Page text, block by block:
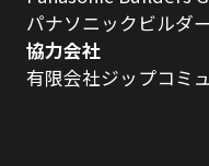
パナソニックビルダ
協力会社
有限会社ジップコミ